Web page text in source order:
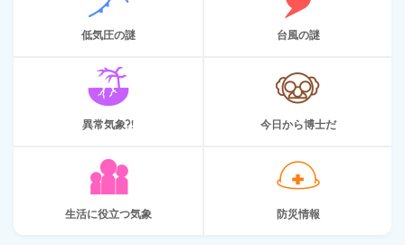
低気圧の謎 台風の謎
異常気象?! 今日から博士だ
生活に役立つ気象 防災情報